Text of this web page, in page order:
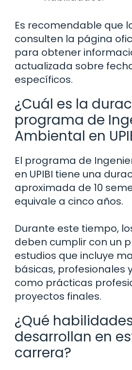
Es recomendable que
consulten la página
para obtener
actualizada sobre
específicos.
¿Cuál es la
programa de
Ambiental en
El programa de
en UPIBI tiene una
aproximada de 10
equivale a cinco años.
Durante este tiempo,
deben cumplir con un
estudios que incluye
básicas, profesionales
como prácticas
proyectos finales.
¿Qué
desarrollan en
carrera?